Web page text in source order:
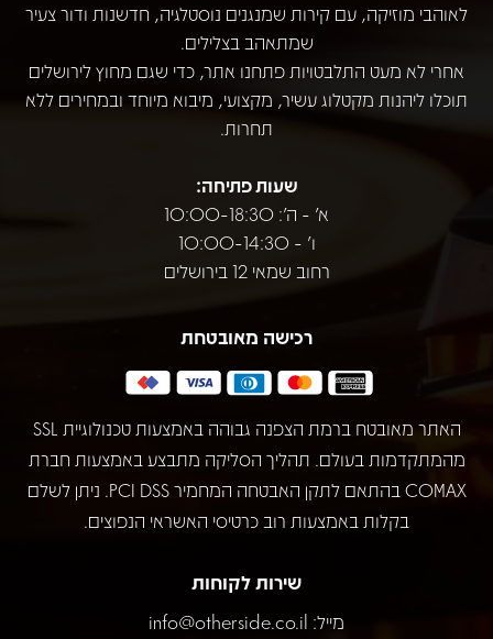
לאוהבי מוזיקה, עם קירות שמנגנים נוסטלגיה, חדשנות ודור צעיר
שמתאהב בצלילים.
אחרי לא מעט התלבטויות פתחנו אתר, כדי שגם מחוץ לירושלים
תוכלו ליהנות מקטלוג עשיר, מקצועי, מיבוא מיוחד ובמחירים ללא
תחרות.
שעות פתיחה:
א' - ה': 10:00-18:30
ו' - 10:00-14:30
רחוב שמאי 12 בירושלים
רכישה מאובטחת
האתר מאובטח ברמת הצפנה גבוהה באמצעות טכנולוגיית SSL
מהמתקדמות בעולם. תהליך הסליקה מתבצע באמצעות חברת
COMAX בהתאם לתקן האבטחה המחמיר PCI DSS. ניתן לשלם
בקלות באמצעות רוב כרטיסי האשראי הנפוצים.
שירות לקוחות
מייל: info@otherside.co.il